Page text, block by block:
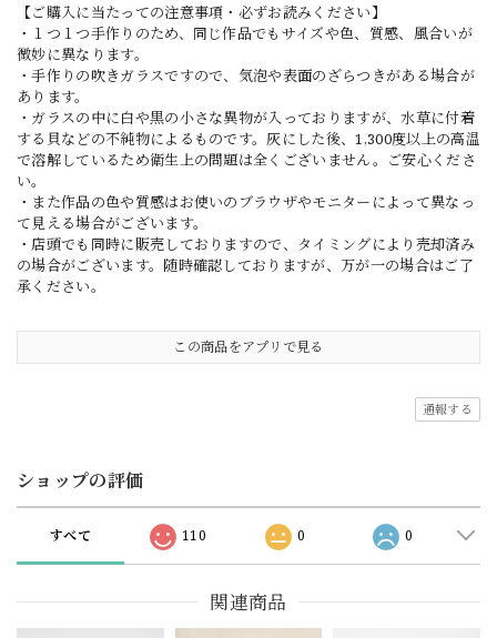
【ご購入に当たっての注意事項・必ずお読みください】
・１つ１つ手作りのため、同じ作品でもサイズや色、質感、風合いが
微妙に異なります。
・手作りの吹きガラスですので、気泡や表面のざらつきがある場合が
あります。
・ガラスの中に白や黒の小さな異物が入っておりますが、水草に付着
する貝などの不純物によるものです。灰にした後、1,300度以上の高温
で溶解しているため衛生上の問題は全くございません。ご安心くださ
い。
・また作品の色や質感はお使いのブラウザやモニターによって異なっ
て見える場合がございます。
・店頭でも同時に販売しておりますので、タイミングにより売却済み
の場合がございます。随時確認しておりますが、万が一の場合はご了
承ください。
この商品をアプリで見る
通報する
ショップの評価
すべて 110 0 0
関連商品